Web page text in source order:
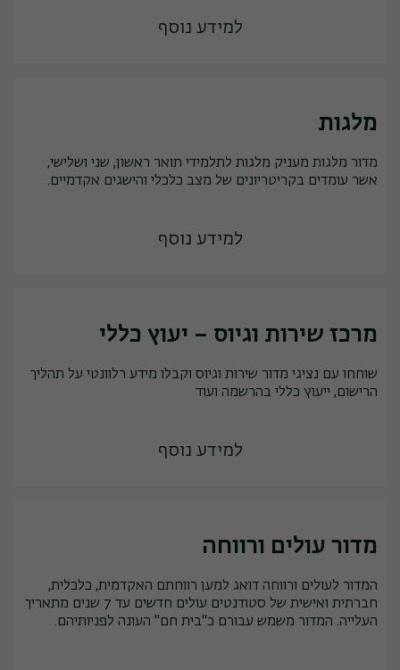
למידע נוסף
מלגות
מדור מלגות מעניק מלגות לתלמידי תואר ראשון, שני ושלישי,
אשר עומדים בקריטריונים של מצב כלכלי והישגים אקדמיים.
למידע נוסף
מרכז שירות וגיוס – יעוץ כללי
שוחחו עם נציגי מדור שירות וגיוס וקבלו מידע רלוונטי על תהליך
הרישום, ייעוץ כללי בהרשמה ועוד
למידע נוסף
מדור עולים ורווחה
המדור לעולים ורווחה דואג למען רווחתם האקדמית, כלכלית,
חברתית ואישית של סטודנטים עולים חדשים עד 7 שנים מתאריך
העלייה. המדור משמש עבורם כ"בית חם" העונה לפניותיהם.